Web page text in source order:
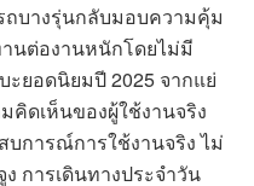
ถบางรุ่นกลับมอบความคุ้ม
นต่องานหนักโดยไม่มี
ยอดนิยมปี 2025 จากแย่
คิดเห็นของผู้ใช้งานจริง
บการณ์การใช้งานจริง ไม่
การเดินทางประจำวัน